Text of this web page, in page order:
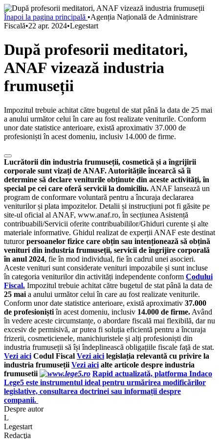
Înapoi la pagina principală •Agenția Națională de Administrare
Fiscală•22 apr. 2024•Legestart
După profesorii meditatori,
ANAF vizează industria
frumuseții
Impozitul trebuie achitat către bugetul de stat până la data de 25 mai
a anului următor celui în care au fost realizate veniturile. Conform
unor date statistice anterioare, există aproximativ 37.000 de
profesioniști în acest domeniu, inclusiv 14.000 de firme.
Lucrătorii din industria frumuseții, cosmetică și a îngrijirii
corporale sunt vizați de ANAF. Autoritățile încearcă să îi
determine să declare veniturile obținute din aceste activități, în
special pe cei care oferă servicii la domiciliu. ANAF lansează un
program de conformare voluntară pentru a încuraja declararea
veniturilor și plata impozitelor. Detalii și instrucțiuni pot fi găsite pe
site-ul oficial al ANAF, www.anaf.ro, în secțiunea Asistență
contribuabili/Servicii oferite contribuabililor/Ghiduri curente și alte
materiale informative. Ghidul realizat de experții ANAF este destinat
tuturorpersoanelor fizice care obțin sau intenționează să obțină
venituri din industria frumuseții, servicii de îngrijire corporală
în anul 2024, fie în mod individual, fie în cadrul unei asocieri.
Aceste venituri sunt considerate venituri impozabile și sunt incluse
în categoria veniturilor din activități independente conform Codului
Fiscal. Impozitul trebuie achitat către bugetul de stat până la data de
25 mai a anului următor celui în care au fost realizate veniturile.
Conform unor date statistice anterioare, există aproximativ 37.000
de profesioniștiîn acest domeniu, inclusiv 14.000 de firme. Având
în vedere aceste circumstanțe, o abordare fiscală mai flexibilă, dar nu
excesiv de permisivă, ar putea fi soluția eficientă pentru a încuraja
frizerii, cosmeticienele, manichiuristele și alți profesioniști din
industria frumuseții să își îndeplinească obligațiile fiscale față de stat.
Vezi aici Codul Fiscal Vezi aici legislația relevantă cu privire la
industria frumuseții Vezi aici alte articole despre industria
frumusetii
Rapid actualizată, platforma Indaco
Lege5 este instrumentul ideal pentru urmărirea modificărilor
legislative, consultarea doctrinei sau informații despre
companii.
Despre autor
L
Legestart
Redacţia